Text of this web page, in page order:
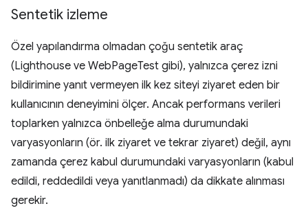
Sentetik izleme
Özel yapılandırma olmadan çoğu sentetik araç
(Lighthouse ve WebPageTest gibi), yalnızca çerez izni
bildirimine yanıt vermeyen ilk kez siteyi ziyaret eden bir
kullanıcının deneyimini ölçer. Ancak performans verileri
toplarken yalnızca önbelleğe alma durumundaki
varyasyonların (ör. ilk ziyaret ve tekrar ziyaret) değil, aynı
zamanda çerez kabul durumundaki varyasyonların (kabul
edildi, reddedildi veya yanıtlanmadı) da dikkate alınması
gerekir.